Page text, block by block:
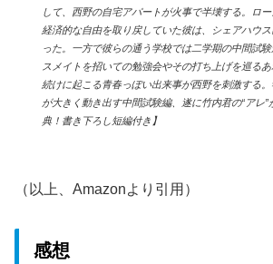
して、西野の自宅アパートが火事で半壊する。ロ
経済的な自由を取り戻していた彼は、シェアハウ
った。一方で彼らの通う学校では二学期の中間試
スメイトを招いての勉強会やその打ち上げを巡る
続けに起こる青春っぽい出来事が西野を刺激する
が大きく動き出す中間試験編、遂に竹内君の“ア
典！書き下ろし短編付き】
（以上、Amazonより引用）
感想